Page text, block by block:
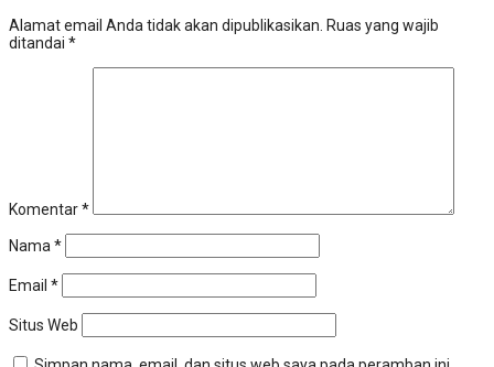
Alamat email Anda tidak akan dipublikasikan. Ruas yang wajib
ditandai *
Komentar*
Nama *
Email *
Situs Web